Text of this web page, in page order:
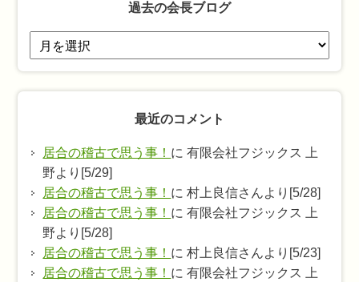
過去の会長ブログ
去
最近のコメント
居合の稽古で思う事！ に 有限会社フジックス 上
野より[5/29]
居合の稽古で思う事！ に 村上良信さんより[5/28]
居合の稽古で思う事！ に 有限会社フジックス 上
野より[5/28]
居合の稽古で思う事！ に 村上良信さんより[5/23]
居合の稽古で思う事！ に 有限会社フジックス 上